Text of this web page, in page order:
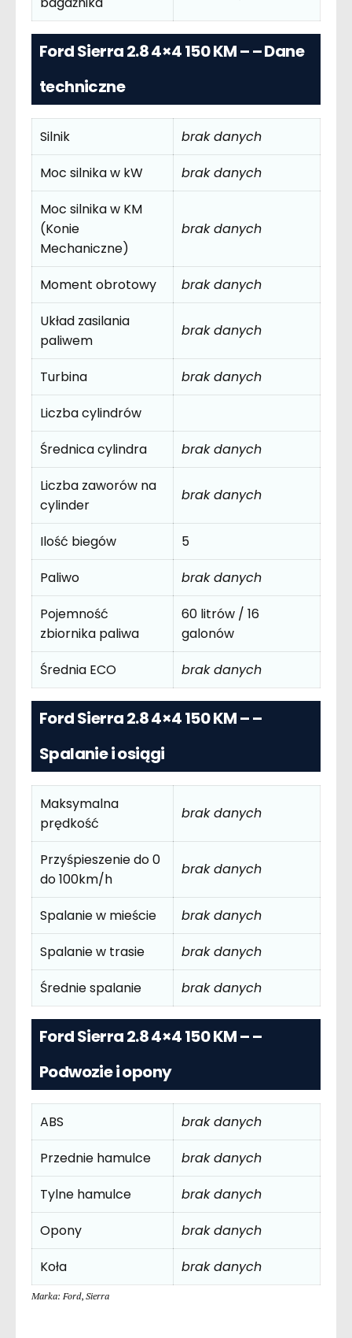
Ford Sierra 2.8 4×4 150 KM – – Dane
techniczne
Silnik
brak danych
Moc silnika w kW
brak danych
Moc silnika w KM
(Konie
Mechaniczne)
brak danych
Moment obrotowy
brak danych
Układ zasilania
paliwem
brak danych
Turbina
brak danych
Liczba cylindrów
Średnica cylindra
brak danych
Liczba zaworów na
cylinder
brak danych
Ilość biegów
5
Paliwo
brak danych
Pojemność
zbiornika paliwa
60 litrów / 16
galonów
Średnia ECO
brak danych
Ford Sierra 2.8 4×4 150 KM – –
Spalanie i osiągi
Maksymalna
prędkość
brak danych
Przyśpieszenie do 0
do 100km/h
brak danych
Spalanie w mieście
brak danych
Spalanie w trasie
brak danych
Średnie spalanie
brak danych
Ford Sierra 2.8 4×4 150 KM – –
Podwozie i opony
ABS
brak danych
Przednie hamulce
brak danych
Tylne hamulce
brak danych
Opony
brak danych
Koła
brak danych
Marka: Ford, Sierra